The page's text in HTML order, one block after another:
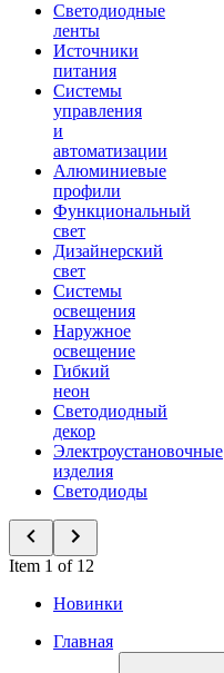
Светодиодные
ленты
Источники
питания
Системы
управления
и
автоматизации
Алюминиевые
профили
Функциональный
свет
Дизайнерский
свет
Системы
освещения
Наружное
освещение
Гибкий
неон
Светодиодный
декор
Электроустановочные
изделия
Светодиоды
Item 1 of 12
Новинки
Главная